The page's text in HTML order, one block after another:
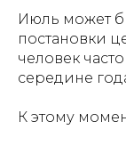
Июль может
постановки
человек
середине
К этому